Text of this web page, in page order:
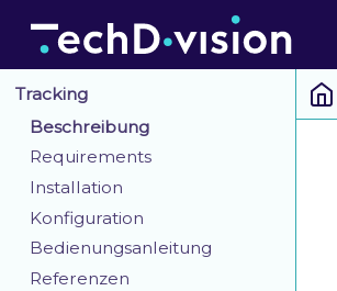
Tracking
Beschreibung
Requirements
Installation
Konfiguration
Bedienungsanleitung
Referenzen